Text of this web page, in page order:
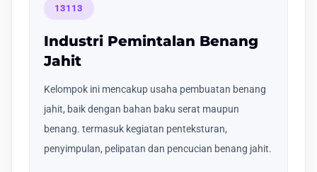
13113
Industri Pemintalan Benang
Jahit
Kelompok ini mencakup usaha pembuatan benang
jahit, baik dengan bahan baku serat maupun
benang. termasuk kegiatan penteksturan,
penyimpulan, pelipatan dan pencucian benang jahit.